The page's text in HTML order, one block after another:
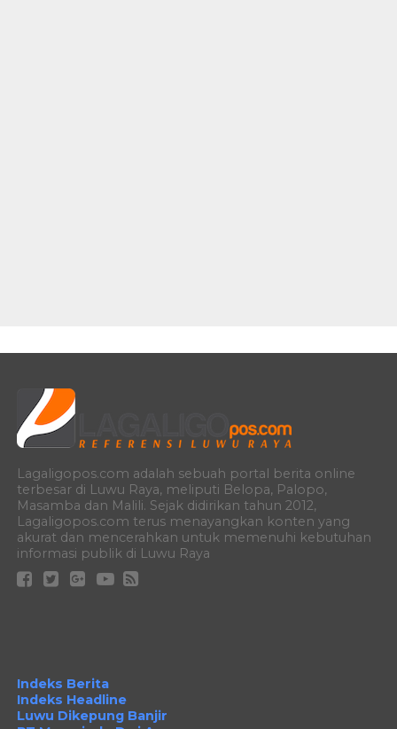
Lagaligopos.com adalah sebuah portal berita online
terbesar di Luwu Raya, meliputi Belopa, Palopo,
Masamba dan Malili. Sejak didirikan tahun 2012,
Lagaligopos.com terus menayangkan konten yang
akurat dan mencerahkan untuk memenuhi kebutuhan
informasi publik di Luwu Raya
Indeks Berita
Indeks Headline
Luwu Dikepung Banjir